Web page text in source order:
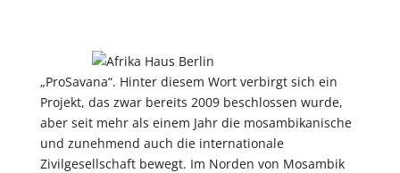
„ProSavana“. Hinter diesem Wort verbirgt sich ein
Projekt, das zwar bereits 2009 beschlossen wurde,
aber seit mehr als einem Jahr die mosambikanische
und zunehmend auch die internationale
Zivilgesellschaft bewegt. Im Norden von Mosambik